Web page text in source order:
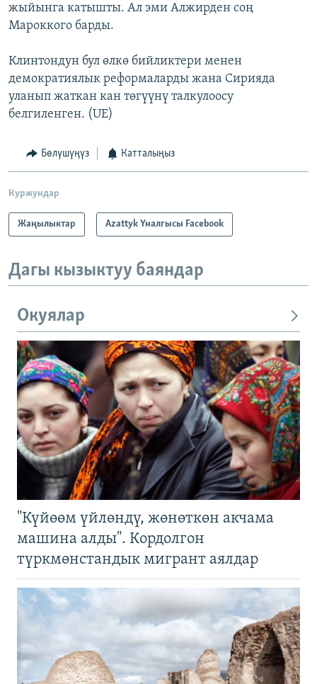
жыйынга катышты. Ал эми Алжирден соң
Мароккого барды.
Клинтондун бул өлкө бийликтери менен
демократиялык реформаларды жана Сирияда
уланып жаткан кан төгүүнү талкулоосу
белгиленген. (UE)
Бөлүшүңүз Катталыңыз
Куржундар
Жаңылыктар Azattyk Үналгысы Facebook
Дагы кызыктуу баяндар
Окуялар
"Күйөөм үйлөндү, жөнөткөн акчама
машина алды". Кордолгон
түркмөнстандык мигрант аялдар